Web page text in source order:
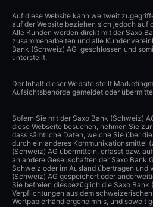
Auf diese Website kann weltweit
auf der Website beziehen sich jedoch auf
Alle Kunden werden direkt mit der Saxo
zusammenarbeiten und alle
Bank (Schweiz) AG geschlossen und
unterstellt.
Der Inhalt dieser Website stellt
Aufsichtsbehörde gemeldet oder
Sofern Sie mit der Saxo Bank (Schweiz)
diese Webseite besuchen, nehmen Sie
dass sämtliche Daten, welche Sie über
durch ein anderes Kommunikationsmittel
(Schweiz) AG übermitteln, erfasst bzw.
an andere Gesellschaften der Saxo Bank
Schweiz oder im Ausland übertragen und
(Schweiz) AG gespeichert oder
Sie befreien diesbezüglich die Saxo Bank
Verpflichtungen aus dem
Wertpapierhändlergeheimnis, und soweit